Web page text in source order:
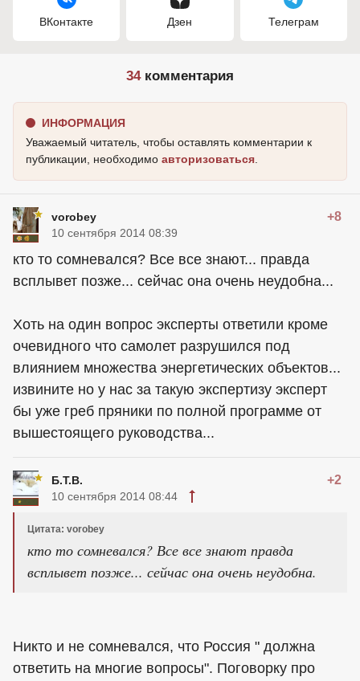
ВКонтакте Дзен Телеграм
34комментария
ИНФОРМАЦИЯ
Уважаемый читатель, чтобы оставлять комментарии к
публикации, необходимо авторизоваться
vorobey +8
10 сентября 2014 08:39
кто то сомневался? Все все знают... правда
всплывет позже... сейчас она очень неудобна...
Хоть на один вопрос эксперты ответили кроме
очевидного что самолет разрушился под
влиянием множества энергетических объектов...
извините но у нас за такую экспертизу эксперт
бы уже греб пряники по полной программе от
вышестоящего руководства...
Б.Т.В. +2
10 сентября 2014 08:44
Цитата: vorobey
кто то сомневался? Все все знают правда
всплывет позже... сейчас она очень неудобна.
Никто и не сомневался, что Россия " должна
ответить на многие вопросы". Поговорку про